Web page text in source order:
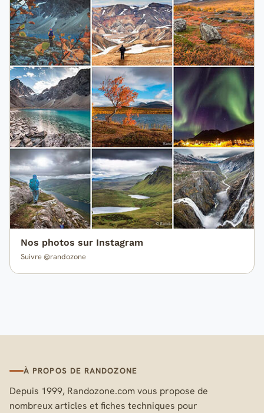
Nos photos sur Instagram
Suivre @randozone
À PROPOS DE RANDOZONE
Depuis 1999, Randozone.com vous propose de
nombreux articles et fiches techniques pour